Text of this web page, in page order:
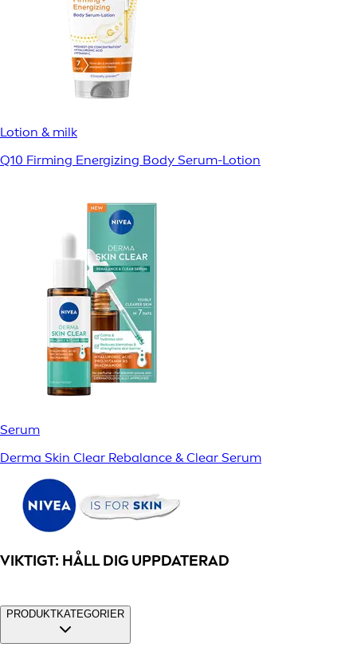
Lotion & milk
Q10 Firming Energizing Body Serum-Lotion
Serum
Derma Skin Clear Rebalance & Clear Serum
VIKTIGT: HÅLL DIG UPPDATERAD
PRODUKTKATEGORIER